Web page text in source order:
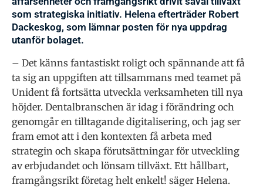
som strategiska initiativ. Helena efterträder Robert
Dackeskog, som lämnar posten för nya uppdrag
utanför bolaget.
– Det känns fantastiskt roligt och spännande att få
ta sig an uppgiften att tillsammans med teamet på
Unident få fortsätta utveckla verksamheten till nya
höjder. Dentalbranschen är idag i förändring och
genomgår en tilltagande digitalisering, och jag ser
fram emot att i den kontexten få arbeta med
strategin och skapa förutsättningar för utveckling
av erbjudandet och lönsam tillväxt. Ett hållbart,
framgångsrikt företag helt enkelt! säger Helena.